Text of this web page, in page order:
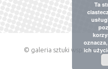
© galeria sztuki
Ta
ich